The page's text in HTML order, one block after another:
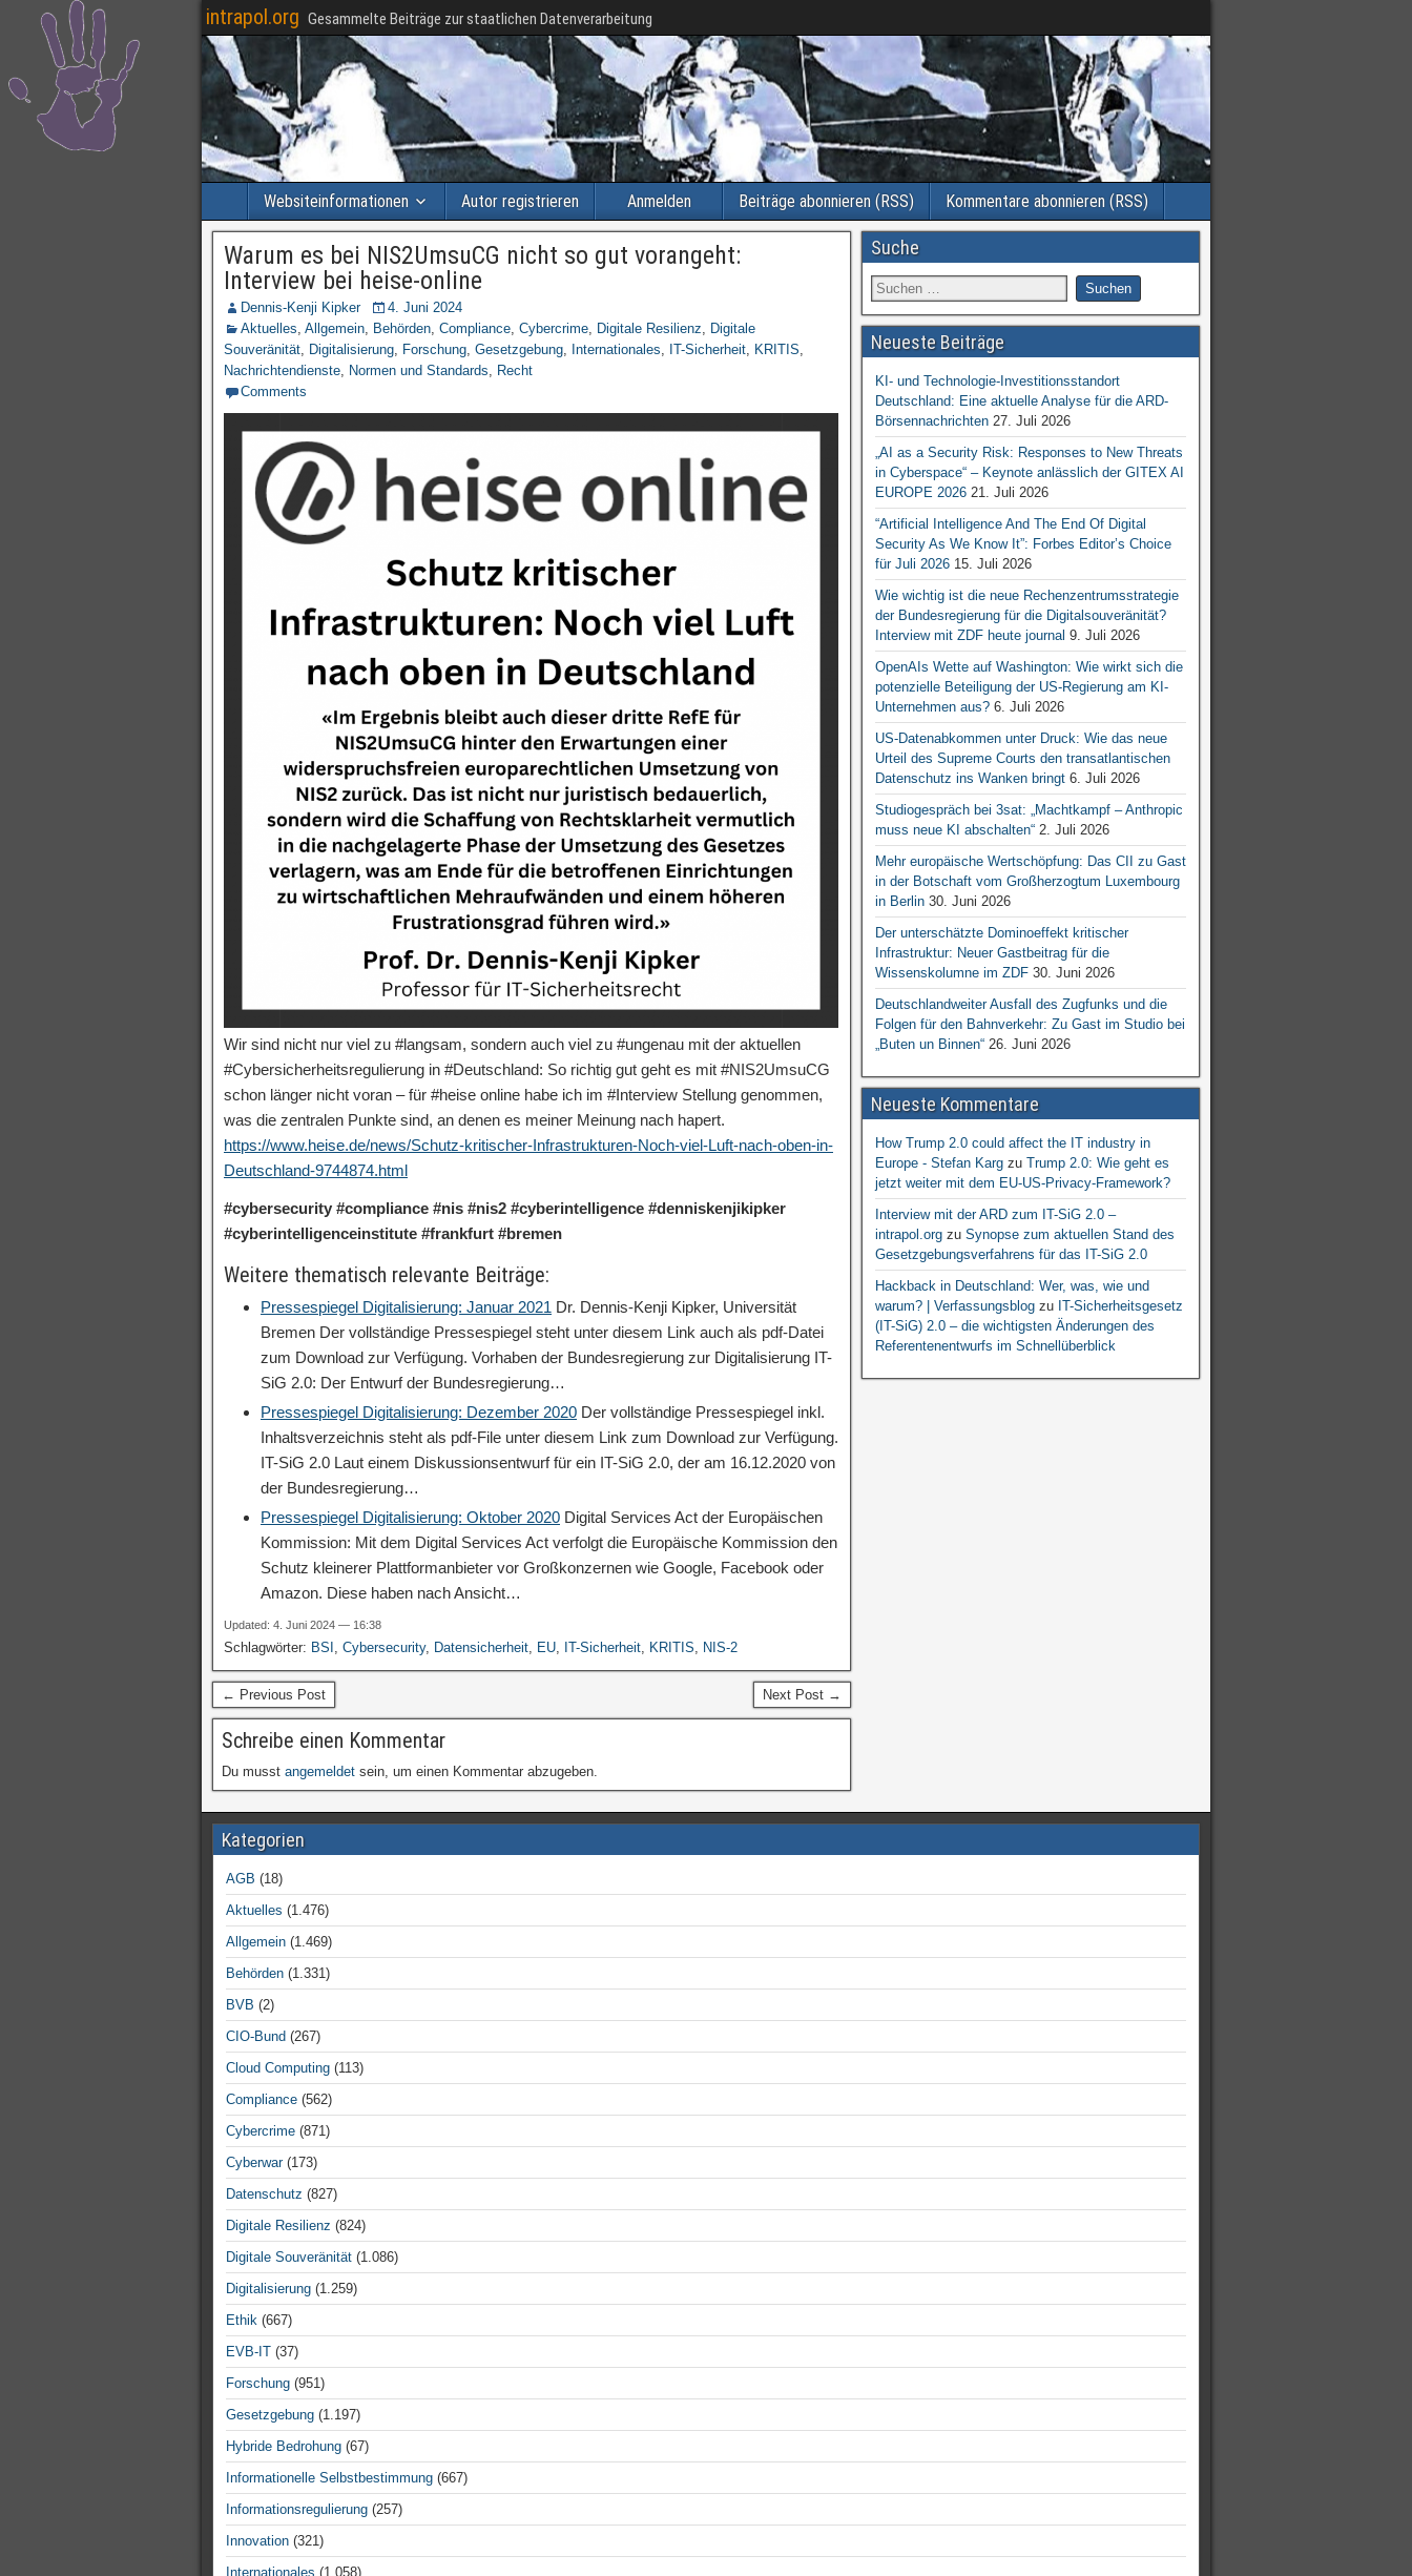
intrapol.org Gesammelte Beiträge zur staatlichen Datenverarbeitung
Websiteinformationen Autor registrieren Anmelden Beiträge abonnieren (RSS) Kommentare abonnieren (RSS)
Warum es bei NIS2UmsuCG nicht so gut vorangeht:
Interview bei heise-online
Dennis-Kenji Kipker
4. Juni 2024
Aktuelles, Allgemein, Behörden, Compliance, Cybercrime, Digitale Resilienz, Digitale
Souveränität, Digitalisierung, Forschung, Gesetzgebung, Internationales, IT-Sicherheit, KRITIS,
Nachrichtendienste, Normen und Standards, Recht
Comments
Wir sind nicht nur viel zu #langsam, sondern auch viel zu #ungenau mit der aktuellen
#Cybersicherheitsregulierung in #Deutschland: So richtig gut geht es mit #NIS2UmsuCG
schon länger nicht voran – für #heise online habe ich im #Interview Stellung genommen,
was die zentralen Punkte sind, an denen es meiner Meinung nach hapert.
https://www.heise.de/news/Schutz-kritischer-Infrastrukturen-Noch-viel-Luft-nach-oben-in-
Deutschland-9744874.html
#cybersecurity #compliance #nis #nis2 #cyberintelligence #denniskenjikipker
#cyberintelligenceinstitute #frankfurt #bremen
Weitere thematisch relevante Beiträge:
Pressespiegel Digitalisierung: Januar 2021 Dr. Dennis-Kenji Kipker, Universität
Bremen Der vollständige Pressespiegel steht unter diesem Link auch als pdf-Datei
zum Download zur Verfügung. Vorhaben der Bundesregierung zur Digitalisierung IT-
SiG 2.0: Der Entwurf der Bundesregierung…
Pressespiegel Digitalisierung: Dezember 2020 Der vollständige Pressespiegel inkl.
Inhaltsverzeichnis steht als pdf-File unter diesem Link zum Download zur Verfügung.
IT-SiG 2.0 Laut einem Diskussionsentwurf für ein IT-SiG 2.0, der am 16.12.2020 von
der Bundesregierung…
Pressespiegel Digitalisierung: Oktober 2020 Digital Services Act der Europäischen
Kommission: Mit dem Digital Services Act verfolgt die Europäische Kommission den
Schutz kleinerer Plattformanbieter vor Großkonzernen wie Google, Facebook oder
Amazon. Diese haben nach Ansicht…
Updated: 4. Juni 2024 — 16:38
Schlagwörter: BSI , Cybersecurity, Datensicherheit, EU, IT-Sicherheit, KRITIS, NIS-2
← Previous Post Next Post →
Schreibe einen Kommentar
Du musst angemeldet sein, um einen Kommentar abzugeben.
Suche
Neueste Beiträge
KI- und Technologie-Investitionsstandort
Deutschland: Eine aktuelle Analyse für die ARD-
Börsennachrichten 27. Juli 2026
„AI as a Security Risk: Responses to New Threats
in Cyberspace“ – Keynote anlässlich der GITEX AI
EUROPE 2026 21. Juli 2026
“Artificial Intelligence And The End Of Digital
Security As We Know It”: Forbes Editor’s Choice
für Juli 2026 15. Juli 2026
Wie wichtig ist die neue Rechenzentrumsstrategie
der Bundesregierung für die Digitalsouveränität?
Interview mit ZDF heute journal 9. Juli 2026
OpenAIs Wette auf Washington: Wie wirkt sich die
potenzielle Beteiligung der US-Regierung am KI-
Unternehmen aus? 6. Juli 2026
US-Datenabkommen unter Druck: Wie das neue
Urteil des Supreme Courts den transatlantischen
Datenschutz ins Wanken bringt 6. Juli 2026
Studiogespräch bei 3sat: „Machtkampf – Anthropic
muss neue KI abschalten“ 2. Juli 2026
Mehr europäische Wertschöpfung: Das CII zu Gast
in der Botschaft vom Großherzogtum Luxembourg
in Berlin 30. Juni 2026
Der unterschätzte Dominoeffekt kritischer
Infrastruktur: Neuer Gastbeitrag für die
Wissenskolumne im ZDF 30. Juni 2026
Deutschlandweiter Ausfall des Zugfunks und die
Folgen für den Bahnverkehr: Zu Gast im Studio bei
„Buten un Binnen“ 26. Juni 2026
Neueste Kommentare
How Trump 2.0 could affect the IT industry in
Europe - Stefan Kargzu Trump 2.0: Wie geht es
jetzt weiter mit dem EU-US-Privacy-Framework?
Interview mit der ARD zum IT-SiG 2.0 –
intrapol.orgzu Synopse zum aktuellen Stand des
Gesetzgebungsverfahrens für das IT-SiG 2.0
Hackback in Deutschland: Wer, was, wie und
warum? | Verfassungsblogzu IT-Sicherheitsgesetz
(IT-SiG) 2.0 – die wichtigsten Änderungen des
Referentenentwurfs im Schnellüberblick
Kategorien
AGB (18)
Aktuelles (1.476)
Allgemein (1.469)
Behörden (1.331)
BVB (2)
CIO-Bund (267)
Cloud Computing (113)
Compliance (562)
Cybercrime (871)
Cyberwar(173)
Datenschutz (827)
Digitale Resilienz (824)
Digitale Souveränität (1.086)
Digitalisierung (1.259)
Ethik (667)
EVB-IT (37)
Forschung (951)
Gesetzgebung (1.197)
Hybride Bedrohung (67)
Informationelle Selbstbestimmung (667)
Informationsregulierung (257)
Innovation (321)
Internationales (1.058)